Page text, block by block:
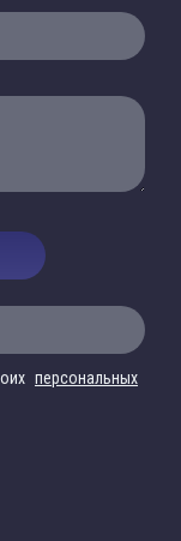
персональных